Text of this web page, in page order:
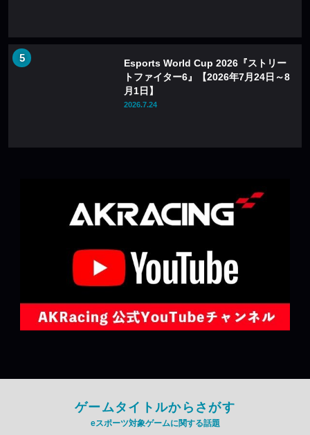
Esports World Cup 2026『ストリー
トファイター6』【2026年7月24日～8
月1日】
2026.7.24
ゲームタイトルからさがす
eスポーツ対象ゲームに関する話題